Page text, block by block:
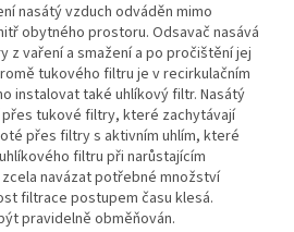
nasátý vzduch odváděn mimo
obytného prostoru. Odsavač nasává
z vaření a smažení a po pročištění jej
tukového filtru je v recirkulačním
instalovat také uhlíkový filtr. Nasátý
tukové filtry, které zachytávají
přes filtry s aktivním uhlím, které
filtru při narůstajícím
navázat potřebné množství
filtrace postupem času klesá.
pravidelně obměňován.